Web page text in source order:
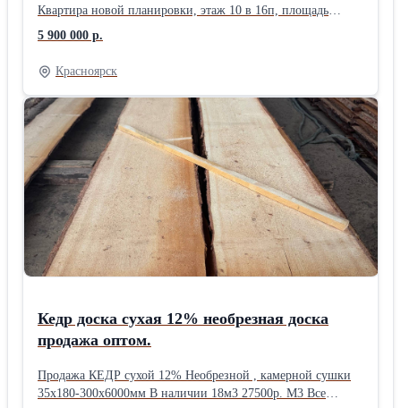
Квартира новой планировки, этаж 10 в 16п, площадь
54;30;9м2, санузел раздельный, балкон, состояние после
строителей. Ипотека, мат.капитал, сертификат,
5 900 000 р.
Красноярск
Кедр доска сухая 12% необрезная доска
продажа оптом.
Продажа КЕДР сухой 12% Необрезной , камерной сушки
35х180-300х6000мм В наличии 18м3 27500р. М3 Все